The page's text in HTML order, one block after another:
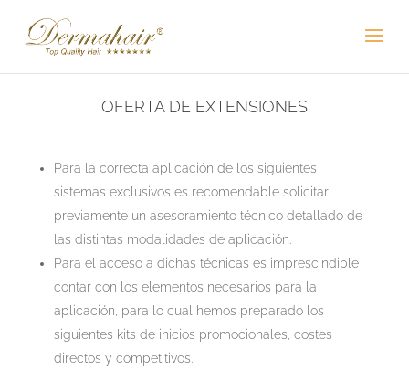
OFERTA DE EXTENSIONES
Para la correcta aplicación de los siguientes
sistemas exclusivos es recomendable solicitar
previamente un asesoramiento técnico detallado de
las distintas modalidades de aplicación.
Para el acceso a dichas técnicas es imprescindible
contar con los elementos necesarios para la
aplicación, para lo cual hemos preparado los
siguientes kits de inicios promocionales, costes
directos y competitivos.